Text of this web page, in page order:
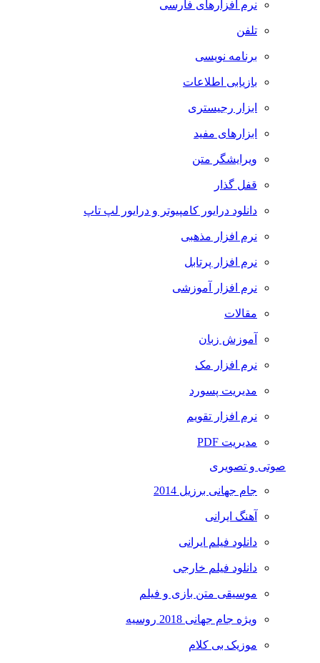
نرم افزارهای فارسی
تلفن
برنامه نویسی
بازیابی اطلاعات
ابزار رجیستری
ابزارهای مفید
ویرایشگر متن
قفل گذار
دانلود درایور کامپیوتر و درایور لپ تاپ
نرم افزار مذهبی
نرم افزار پرتابل
نرم افزار آموزشی
مقالات
آموزش زبان
نرم افزار مک
مدیریت پسورد
نرم افزار تقویم
مدیریت PDF
صوتی و تصویری
جام جهانی برزیل 2014
آهنگ ایرانی
دانلود فیلم ایرانی
دانلود فیلم خارجی
موسیقی متن بازی و فیلم
ویژه جام جهانی 2018 روسیه
موزیک بی کلام